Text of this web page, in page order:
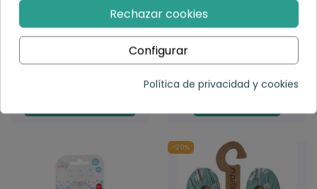
Triángulo de
Motricidad Pikler -
barras redondas -
Color Natural - Madera
Sin Barnizar
Torre de bolas en
espiral circuito
vintage - Little Dutch
-20%
Rechazar cookies
Configurar
Política de privacidad y cookies